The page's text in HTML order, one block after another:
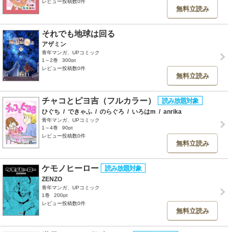
レビュー投稿数0件
無料立読み
それでも地球は回る
アザミン
青年マンガ、UPコミック
1～2巻
300pt
レビュー投稿数0件
無料立読み
チャコとピヨ吉（フルカラー）
ひぐち / できゃふ / のらぐろ / いろはm / anrika
青年マンガ、UPコミック
1～4巻
90pt
レビュー投稿数0件
無料立読み
ケモノヒーロー
ZENZO
青年マンガ、UPコミック
1巻
200pt
レビュー投稿数0件
無料立読み